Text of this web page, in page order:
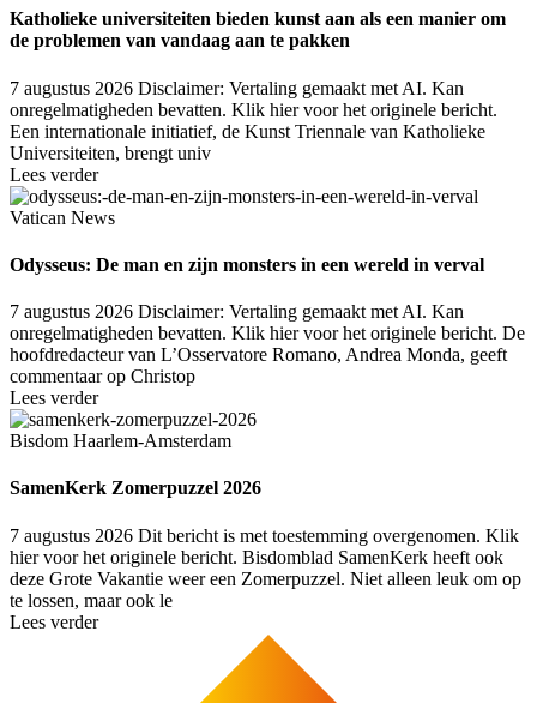
Katholieke universiteiten bieden kunst aan als een manier om
de problemen van vandaag aan te pakken
7 augustus 2026 Disclaimer: Vertaling gemaakt met AI. Kan
onregelmatigheden bevatten. Klik hier voor het originele bericht.
Een internationale initiatief, de Kunst Triennale van Katholieke
Universiteiten, brengt univ
Lees verder
Vatican News
Odysseus: De man en zijn monsters in een wereld in verval
7 augustus 2026 Disclaimer: Vertaling gemaakt met AI. Kan
onregelmatigheden bevatten. Klik hier voor het originele bericht. De
hoofdredacteur van L’Osservatore Romano, Andrea Monda, geeft
commentaar op Christop
Lees verder
Bisdom Haarlem-Amsterdam
SamenKerk Zomerpuzzel 2026
7 augustus 2026 Dit bericht is met toestemming overgenomen. Klik
hier voor het originele bericht. Bisdomblad SamenKerk heeft ook
deze Grote Vakantie weer een Zomerpuzzel. Niet alleen leuk om op
te lossen, maar ook le
Lees verder